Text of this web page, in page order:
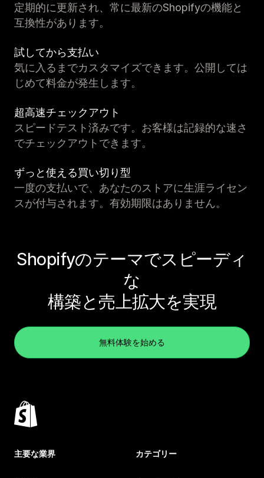
定期的に更新され、常に最新のShopifyの機能と
互換性があります。
試してから支払い
気に入るまでカスタマイズできます。公開しては
じめて料金が発生します。
超高速チェックアウト
スピードテスト済みです。お客様は記録的な速さ
でチェックアウトできます。
ずっと使える買い切り型
一度の支払いで、あなたのストアに生涯ライセン
スが付与されます。有効期限はありません。
Shopifyのテーマでスピーディ
な
構築と売上拡大を実現
無料体験を始める
主要な業界 カテゴリー